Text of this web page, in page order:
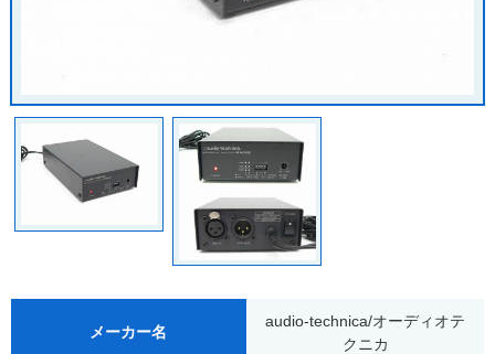
メーカー名
audio-technica/オーディオテ
クニカ